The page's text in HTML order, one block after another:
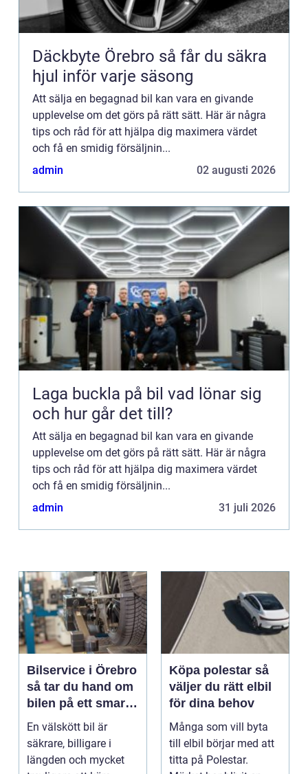
Däckbyte Örebro så får du säkra
hjul inför varje säsong
Att sälja en begagnad bil kan vara en givande
upplevelse om det görs på rätt sätt. Här är några
tips och råd för att hjälpa dig maximera värdet
och få en smidig försäljnin...
admin
02 augusti 2026
Laga buckla på bil vad lönar sig
och hur går det till?
Att sälja en begagnad bil kan vara en givande
upplevelse om det görs på rätt sätt. Här är några
tips och råd för att hjälpa dig maximera värdet
och få en smidig försäljnin...
admin
31 juli 2026
Bilservice i Örebro
så tar du hand om
bilen på ett smart
sätt
En välskött bil är
säkrare, billigare i
längden och mycket
Köpa polestar så
väljer du rätt elbil
för dina behov
Många som vill byta
till elbil börjar med att
titta på Polestar.